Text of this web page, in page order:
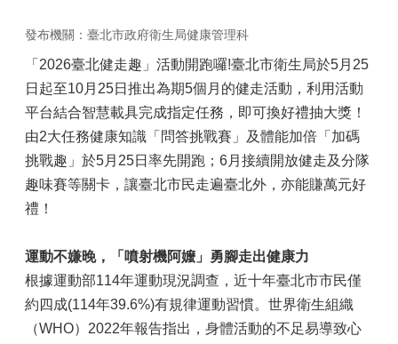
發布機關：臺北市政府衛生局健康管理科
「2026臺北健走趣」活動開跑囉!臺北市衛生局於5月25
日起至10月25日推出為期5個月的健走活動，利用活動
平台結合智慧載具完成指定任務，即可換好禮抽大獎！
由2大任務健康知識「問答挑戰賽」及體能加倍「加碼
挑戰趣」於5月25日率先開跑；6月接續開放健走及分隊
趣味賽等關卡，讓臺北市民走遍臺北外，亦能賺萬元好
禮！
運動不嫌晚，「噴射機阿嬤」勇腳走出健康力
根據運動部114年運動現況調查，近十年臺北市市民僅
約四成(114年39.6%)有規律運動習慣。世界衛生組織
（WHO）2022年報告指出，身體活動的不足易導致心